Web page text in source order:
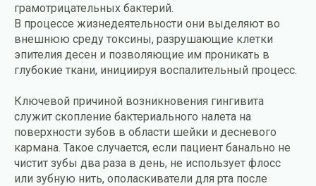
грамотрицательных бактерий.
В процессе жизнедеятельности они выделяют во
внешнюю среду токсины, разрушающие клетки
эпителия десен и позволяющие им проникать в
глубокие ткани, инициируя воспалительный процесс.
Ключевой причиной возникновения гингивита
служит скопление бактериального налета на
поверхности зубов в области шейки и десневого
кармана. Такое случается, если пациент банально не
чистит зубы два раза в день, не использует флосс
или зубную нить, ополаскиватели для рта после